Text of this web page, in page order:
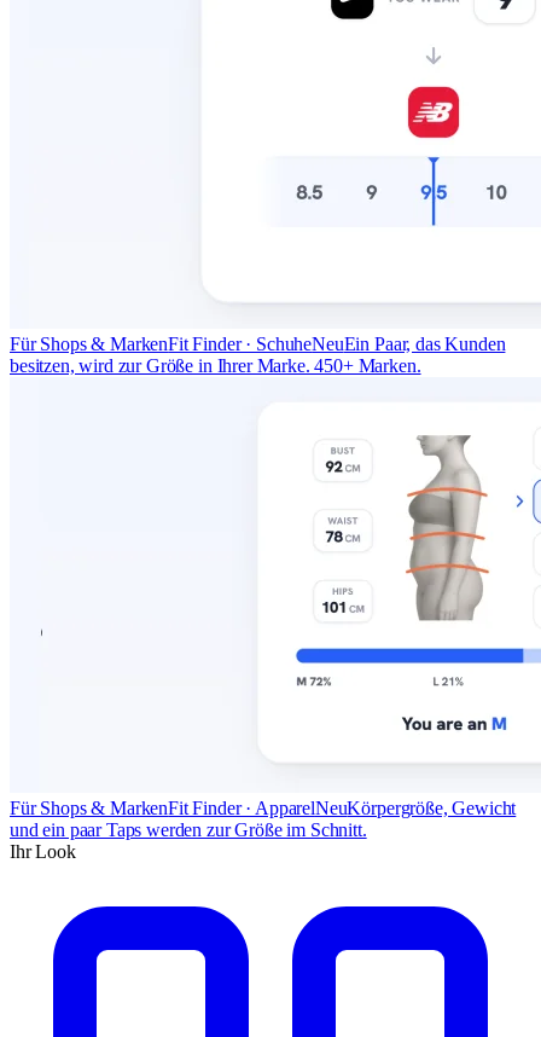
Für Shops & MarkenFit Finder · SchuheNeuEin Paar, das Kunden
besitzen, wird zur Größe in Ihrer Marke. 450+ Marken.
Für Shops & MarkenFit Finder · ApparelNeuKörpergröße, Gewicht
und ein paar Taps werden zur Größe im Schnitt.
Ihr Look